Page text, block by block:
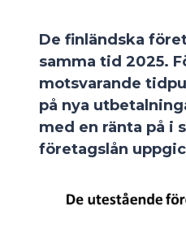
De finländska
samma tid 2025.
motsvarande
på nya
med en ränta på i
företagslån